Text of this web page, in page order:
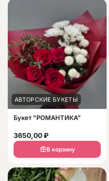
АВТОРСКИЕ БУКЕТЫ
Букет "РОМАНТИКА"
3650,00₽
В корзину